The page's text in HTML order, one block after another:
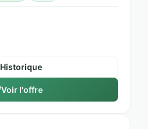
Historique
Voir l'offre